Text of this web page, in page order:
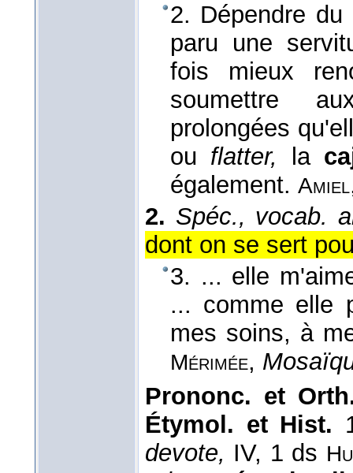
2. Dépendre
paru une
fois mieux
soumettre
prolongées
ou flatter, la
également. Amiel
2. Spéc., vocab.
dont on se sert
3. ... elle
... comme elle
mes soins, à
Mérimée,
Prononc. et
Étymol. et Hist.
devote, IV, 1 ds